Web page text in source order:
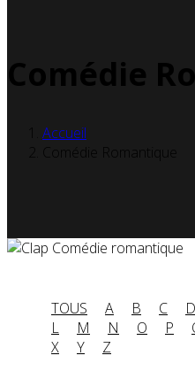
Comédie
Accueil
Comédie Romantique
TOUS A B C D
L
M N O P
X
Y
Z